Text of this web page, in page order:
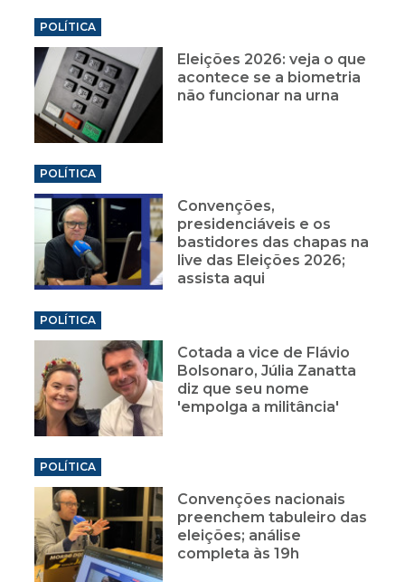
POLÍTICA
Eleições 2026: veja o que
acontece se a biometria
não funcionar na urna
POLÍTICA
Convenções,
presidenciáveis e os
bastidores das chapas na
live das Eleições 2026;
assista aqui
POLÍTICA
Cotada a vice de Flávio
Bolsonaro, Júlia Zanatta
diz que seu nome
'empolga a militância'
POLÍTICA
Convenções nacionais
preenchem tabuleiro das
eleições; análise
completa às 19h